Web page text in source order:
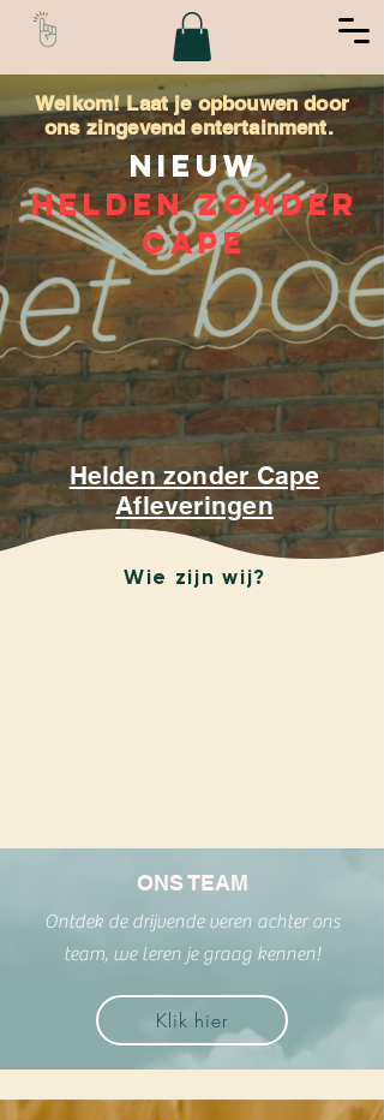
Welkom! Laat je opbouwen door
ons zingevend entertainment.
Nieuw
Helden zonder
Cape
Helden zonder Cape
Afleveringen
Wie zijn wij?
ONS TEAM
Ontdek de drijvende veren achter ons
team, we leren je graag kennen!
Klik hier